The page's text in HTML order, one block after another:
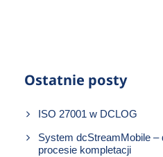
Ostatnie posty
ISO 27001 w DCLOG
System dcStreamMobile –
procesie kompletacji